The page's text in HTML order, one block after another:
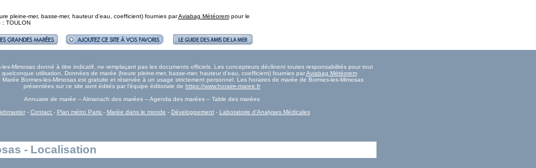
pleine-mer, basse-mer, hauteur d'eau, coefficient) fournies parAviabag Météorempour le
: TOULON
Mimosas donné à titre indicatif, ne remplaçant pas les documents officiels. Les concepteurs déclinent toutes responsabilités pour tout
utilisation. Données de marée (heure pleine-mer, basse-mer, hauteur d'eau, coefficient) fournies parAviabag Météorem
Marée Bormes-les-Mimosas est gratuite et réservée à un usage strictement personnel. Les horaires de marée de Bormes-les-Mimosas
présentées sur ce site sont édités par l'équipe éditoriale de https://www.horaire-maree.fr
Annuaire de marée – Almanach des marées – Agenda des marées – Table des marées
- Contact - Plan métro Paris - Marée dans le monde - Développement- Laboratoire d'Analyses Médicales
- Localisation